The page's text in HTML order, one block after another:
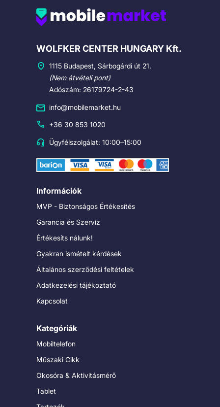
Cégadatok
WOLFKER CENTER HUNGARY Kft.
1115 Budapest, Sárbogárdi út 21.
(Nem átvételi pont)
Adószám: 26179724-2-43
info@mobilemarket.hu
+36 30 853 1020
Ügyfélszolgálat: 10:00–15:00
Információk
MVP - Biztonságos Értékesítés
Garancia és Szervíz
Értékesíts nálunk!
Gyakran ismételt kérdések
Általános szerződési feltételek
Adatkezelési tájékoztató
Kapcsolat
Kategóriák
Mobiltelefon
Műszaki Cikk
Okosóra & Aktivitásmérő
Tablet